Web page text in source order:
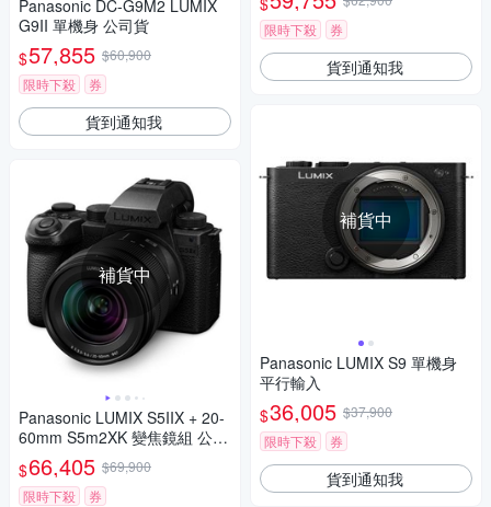
Panasonic DC-G9M2 LUMIX
G9II 單機身 公司貨
$57,855 $60,900
限時下殺
券
貨到通知我
補貨中
Panasonic LUMIX S5IIX + 20-
60mm S5m2XK 變焦鏡組 公司
貨 DC-S5M2XK
$66,405 $69,900
限時下殺
券
限時下殺
券
貨到通知我
補貨中
Panasonic LUMIX S9 單機身
平行輸入
$36,005 $37,900
限時下殺
券
貨到通知我